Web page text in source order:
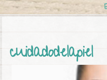
cuidadodelapiel